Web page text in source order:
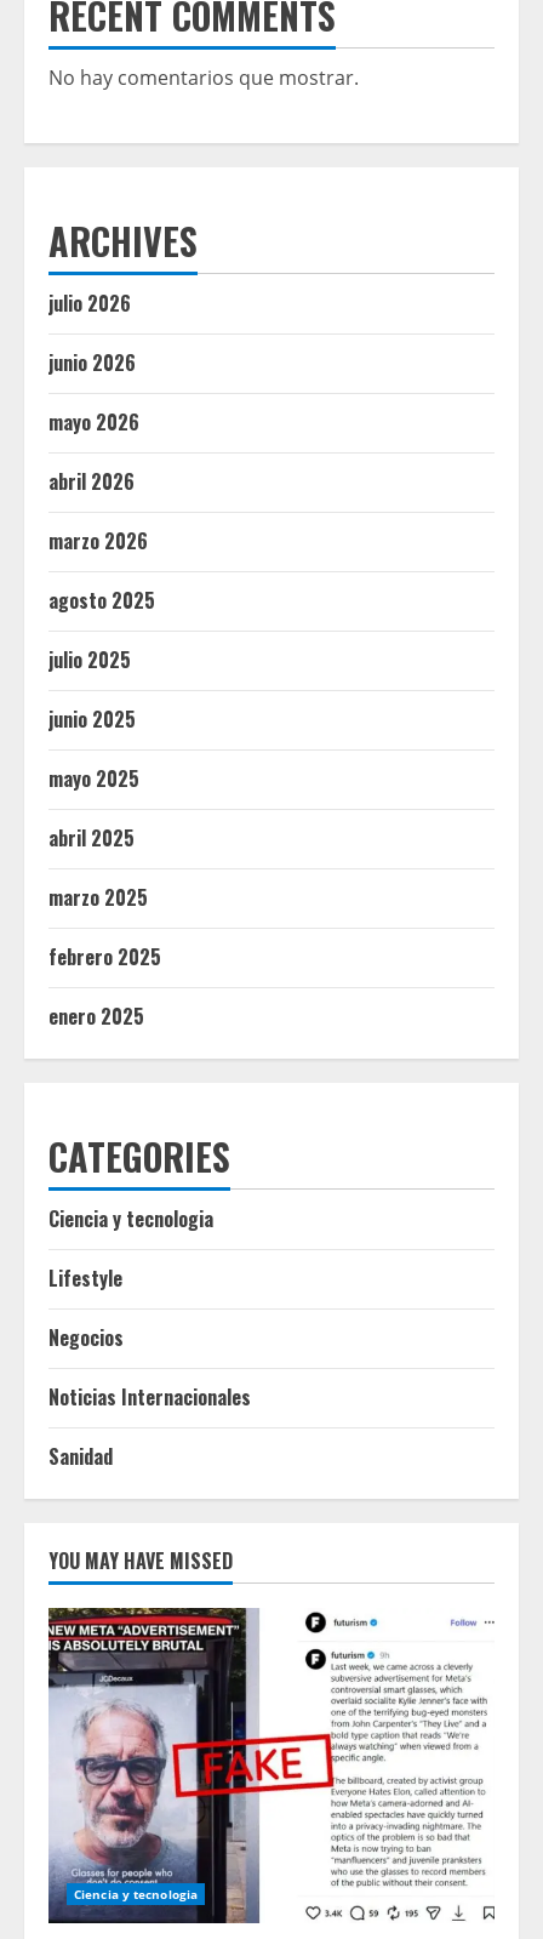
RECENT COMMENTS
No hay comentarios que mostrar.
ARCHIVES
julio 2026
junio 2026
mayo 2026
abril 2026
marzo 2026
agosto 2025
julio 2025
junio 2025
mayo 2025
abril 2025
marzo 2025
febrero 2025
enero 2025
CATEGORIES
Ciencia y tecnologia
Lifestyle
Negocios
Noticias Internacionales
Sanidad
YOU MAY HAVE MISSED
Ciencia y tecnologia